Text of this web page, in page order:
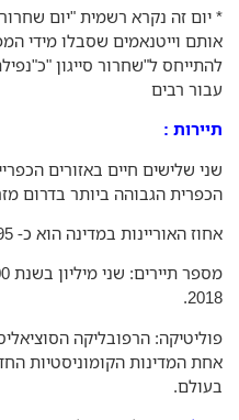
זה נקרא רשמית "יום שחרור
וייטנאמים שסבלו מידי
ל"שחרור סייגון "כ"נפילת
רבים
:
שלישים חיים באזורים הכפריים
הגבוהה ביותר בדרום מזרח
האוריינות במדינה הוא כ- 95 אחוזים.
הרפובליקה
המדינות הקומוניסטיות החד-